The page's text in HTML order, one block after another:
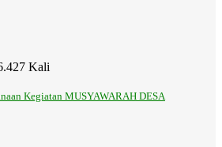
Kali
Kegiatan MUSYAWARAH DESA